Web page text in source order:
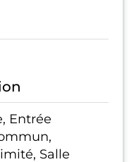
Entrée
Salle